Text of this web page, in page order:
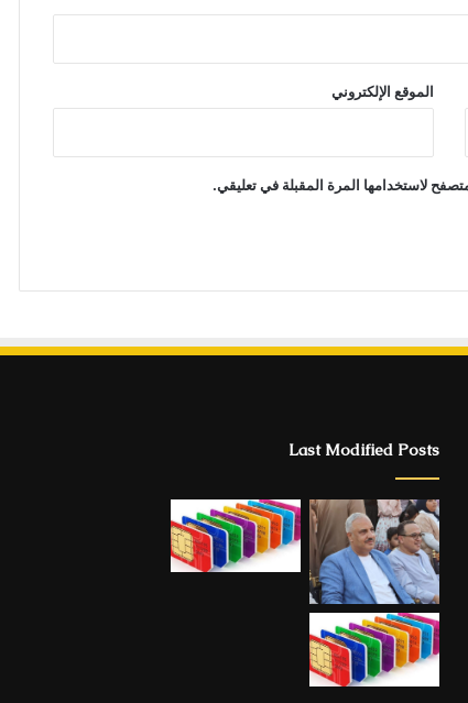
الموقع الإلكتروني
لاستخدامها المرة المقبلة في تعليقي.
Last Modified Posts